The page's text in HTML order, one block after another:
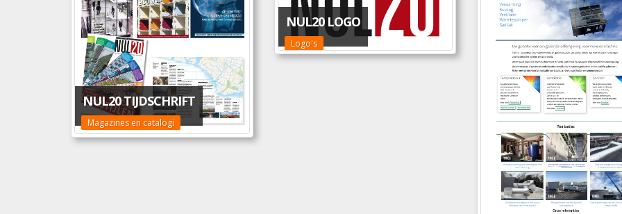
NUL20 TIJDSCHRIFT
Magazines en catalogi
NUL20 LOGO
Logo's